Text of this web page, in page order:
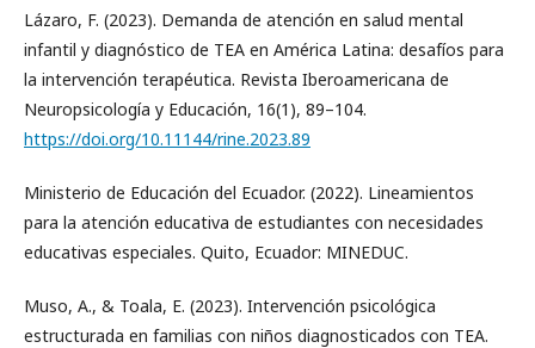
Lázaro, F. (2023). Demanda de atención en salud mental
infantil y diagnóstico de TEA en América Latina: desafíos para
la intervención terapéutica. Revista Iberoamericana de
Neuropsicología y Educación, 16(1), 89–104.
https://doi.org/10.11144/rine.2023.89
Ministerio de Educación del Ecuador. (2022). Lineamientos
para la atención educativa de estudiantes con necesidades
educativas especiales. Quito, Ecuador: MINEDUC.
Muso, A., & Toala, E. (2023). Intervención psicológica
estructurada en familias con niños diagnosticados con TEA.